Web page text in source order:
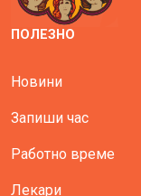
ПОЛЕЗНО
Новини
Запиши час
Работно време
Лекари